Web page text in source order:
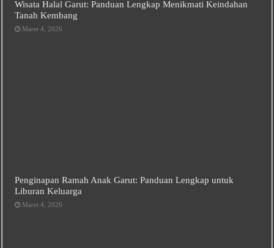
Wisata Halal Garut: Panduan Lengkap Menikmati Keindahan
Tanah Kembang
Maret 4, 2026
Penginapan Ramah Anak Garut: Panduan Lengkap untuk
Liburan Keluarga
Maret 4, 2026